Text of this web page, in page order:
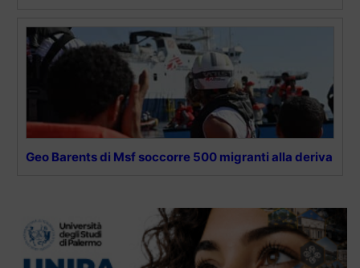
Geo Barents di Msf soccorre 500 migranti alla deriva